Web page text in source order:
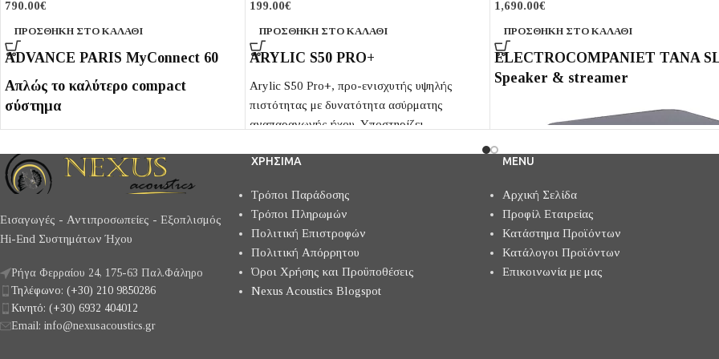
790.00€
ΠΡΟΣΘΉΚΗ ΣΤΟ ΚΑΛΆΘΙ
ADVANCE PARIS MyConnect 60
Απλώς το καλύτερο compact
σύστημα
Ο MyConnect 60 είναι μια μονάδα
audiophile "Όλα σε ένα" που
περιλαμβάνει έναν ενισχυτή 2x60W,
μια συσκευή wifi και ethernet
network player, έναν δέκτη FM, έναν
δέκτη DAB+, ένα CD player, ένα
Bluetooth.
Προκειμένου να προσφέρουν στους
μουσικόφιλους το καλύτερο ηχητικό
199.00€
ΠΡΟΣΘΉΚΗ ΣΤΟ ΚΑΛΆΘΙ
ARYLIC S50 PRO+
Arylic S50 Pro+, προ-ενισχυτής υψηλής
πιστότητας με δυνατότητα ασύρματης
αναπαραγωγής ήχου. Υποστηρίζει
λήψη HD ήχου, Airplay, Spotify Connect,
συνδέεται με DLNA kai UPnP. Παρέχει
πρόσβαση σε υπηρεσίες streaming όπως
Spotify, Apple music, Amazon Music, Tidal κ.α
1,690.00€
ΠΡΟΣΘΉΚΗ ΣΤΟ ΚΑΛΆΘΙ
ELECTROCOMPANIET TANA
Speaker & streamer
Εισαγωγές - Αντιπροσωπείες - Εξοπλισμός
Hi-End Συστημάτων Ήχου
Ρήγα Φερραίου 24, 175-63 Παλ.Φάληρο
Τηλέφωνο: (+30) 210 9850286
Κινητό: (+30) 6932 404012
Email: info@nexusacoustics.gr
ΧΡΗΣΙΜΑ
Τρόποι Παράδοσης
Τρόποι Πληρωμών
Πολιτική Επιστροφών
Πολιτική Απόρρητου
Όροι Χρήσης και Προϋποθέσεις
Nexus Acoustics Blogspot
MENU
Αρχική Σελίδα
Προφίλ Εταιρείας
Κατάστημα Προϊόντων
Κατάλογοι Προϊόντων
Επικοινωνία με μας